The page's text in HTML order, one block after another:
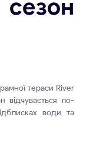
тераси River
відчувається по-
води та